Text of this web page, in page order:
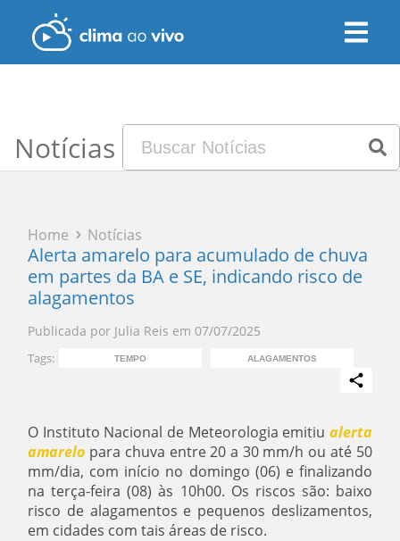
Notícias
Home Notícias
Alerta amarelo para acumulado de chuva
em partes da BA e SE, indicando risco de
alagamentos
Publicada por Julia Reis em 07/07/2025
Tags: TEMPO ALAGAMENTOS
O Instituto Nacional de Meteorologia emitiu alerta
amarelo para chuva entre 20 a 30 mm/h ou até 50
mm/dia, com início no domingo (06) e finalizando
na terça-feira (08) às 10h00. Os riscos são: baixo
risco de alagamentos e pequenos deslizamentos,
em cidades com tais áreas de risco.